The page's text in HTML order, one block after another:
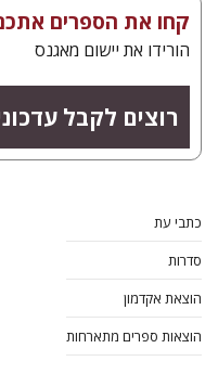
קחו את הספרים
הורידו את יישום מאגנס
רוצים לקבל
כתבי עת
סדרות
הוצאת אקדמון
הוצאות ספרים מתארחות